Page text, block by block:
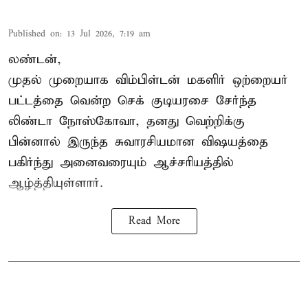
Published on: 13 Jul 2026, 7:19 am
லண்டன்,
முதல் முறையாக விம்பிள்டன் மகளிர் ஒற்றையர்
பட்டத்தை வென்ற செக் குடியரசை சேர்ந்த
லிண்டா நோஸ்கோவா, தனது வெற்றிக்கு
பின்னால் இருந்த சுவாரசியமான விஷயத்தை
பகிர்ந்து அனைவரையும் ஆச்சரியத்தில்
ஆழ்த்தியுள்ளார்.
Read More